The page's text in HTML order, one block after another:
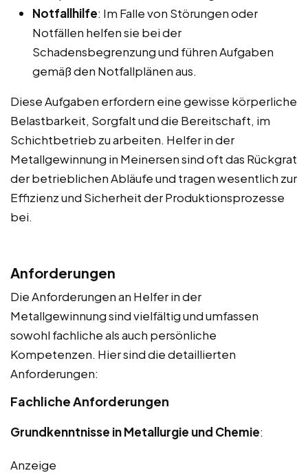
Notfallhilfe: Im Falle von Störungen oder
Notfällen helfen sie bei der
Schadensbegrenzung und führen Aufgaben
gemäß den Notfallplänen aus.
Diese Aufgaben erfordern eine gewisse körperliche
Belastbarkeit, Sorgfalt und die Bereitschaft, im
Schichtbetrieb zu arbeiten. Helfer in der
Metallgewinnung in Meinersen sind oft das Rückgrat
der betrieblichen Abläufe und tragen wesentlich zur
Effizienz und Sicherheit der Produktionsprozesse
bei.
Anforderungen
Die Anforderungen an Helfer in der
Metallgewinnung sind vielfältig und umfassen
sowohl fachliche als auch persönliche
Kompetenzen. Hier sind die detaillierten
Anforderungen:
Fachliche Anforderungen
Grundkenntnisse in Metallurgie und Chemie:
Anzeige